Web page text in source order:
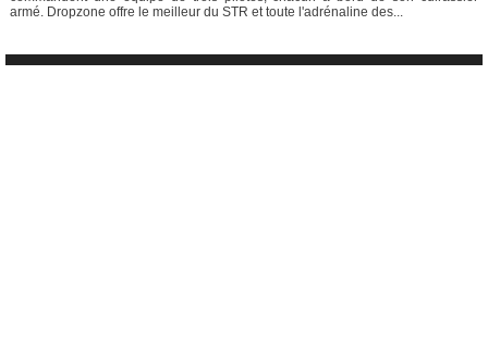
armé. Dropzone offre le meilleur du STR et toute l'adrénaline des...